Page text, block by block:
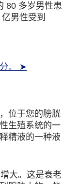
80 多岁男性患
男性受到
。 ➤
位于您的膀胱
生殖系统的一
精液的一种液
大。这是衰老